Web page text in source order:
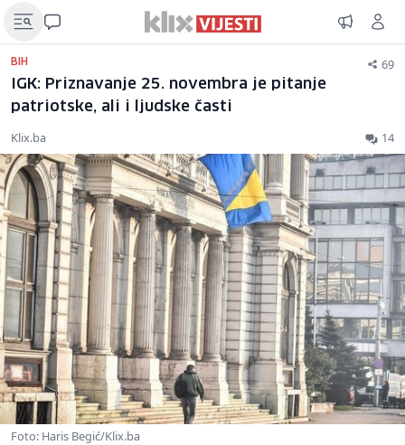
BIH 69
IGK: Priznavanje 25. novembra je pitanje
patriotske, ali i ljudske časti
Klix.ba 14
Foto: Haris Begić/Klix.ba